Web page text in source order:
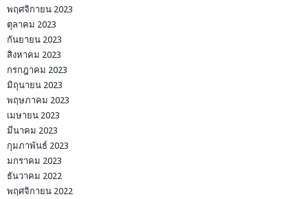
พฤศจิกายน 2023
ตุลาคม 2023
กันยายน 2023
สิงหาคม 2023
กรกฎาคม 2023
มิถุนายน 2023
พฤษภาคม 2023
เมษายน 2023
มีนาคม 2023
กุมภาพันธ์ 2023
มกราคม 2023
ธันวาคม 2022
พฤศจิกายน 2022